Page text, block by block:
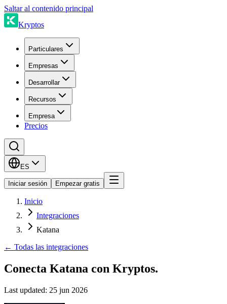
Saltar al contenido principal
Kryptos
Particulares
Empresas
Desarrollar
Recursos
Empresa
Precios
ES
Iniciar sesión Empezar gratis
Inicio
Integraciones
Katana
← Todas las integraciones
Conecta Katana con Kryptos.
Last updated: 25 jun 2026